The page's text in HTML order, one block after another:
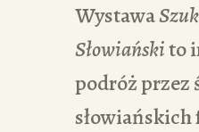
Wystawa
Słowiańskito
podróż przez